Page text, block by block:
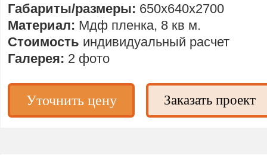
Габариты/размеры: 650х640х2700
Материал: Мдф пленка, 8 кв м.
Стоимость индивидуальный расчет
Галерея: 2 фото
Заказать проект
Уточнить цену